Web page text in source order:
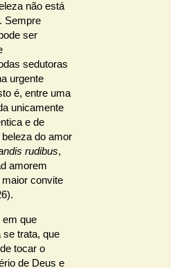
não está
Sempre
ser
sedutoras
urgente
é, entre uma
unicamente
e de
do amor
rudibus,
amorem
convite
em que
se trata, que
tocar o
de Deus e